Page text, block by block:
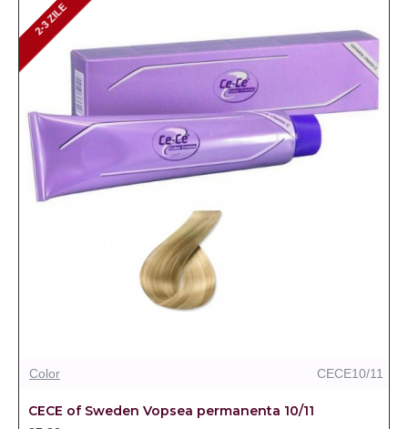
2-3 ZILE
2-3 ZILE
Color CECE10/11
CECE of Sweden Vopsea permanenta 10/11